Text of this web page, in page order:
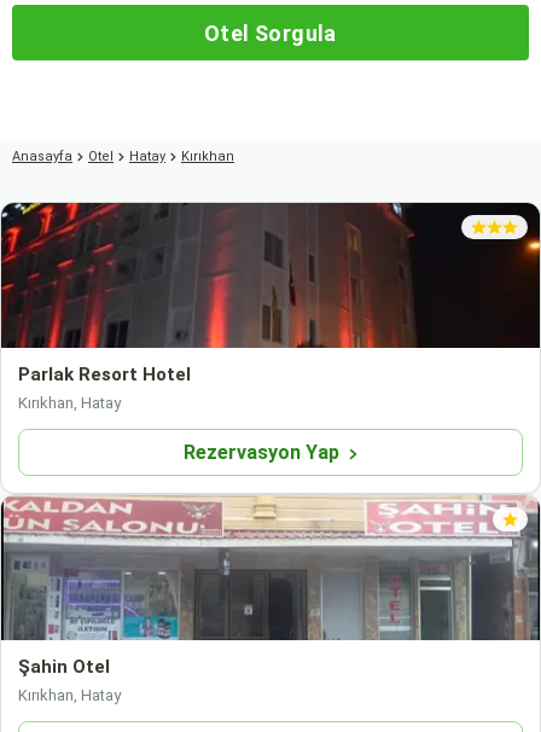
Otel Sorgula
Anasayfa Otel Hatay Kırıkhan
Parlak Resort Hotel
Kırıkhan, Hatay
Rezervasyon Yap
Şahin Otel
Kırıkhan, Hatay